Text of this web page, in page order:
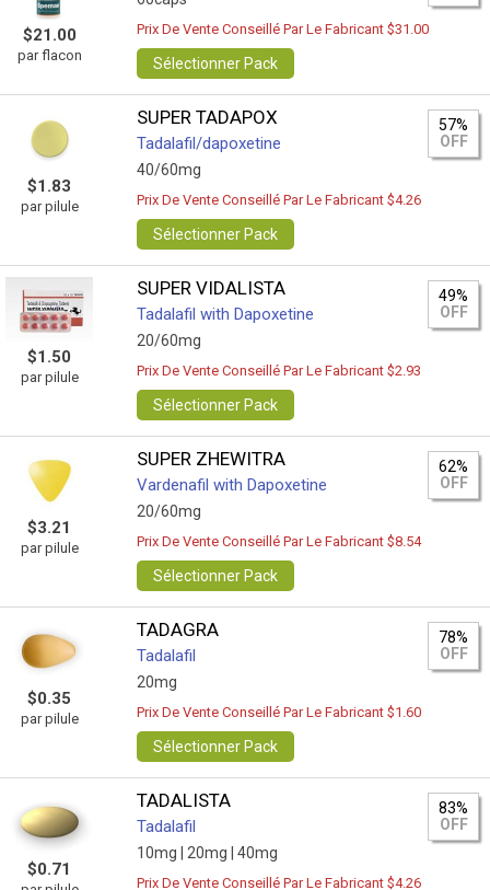
$21.00
par flacon
Prix De Vente Conseillé Par Le Fabricant $31.00
Sélectionner Pack
$1.83
par pilule
SUPER TADAPOX
Tadalafil/dapoxetine
40/60mg
57%
OFF
Prix De Vente Conseillé Par Le Fabricant $4.26
Sélectionner Pack
$1.50
par pilule
SUPER VIDALISTA
Tadalafil with Dapoxetine
20/60mg
49%
OFF
Prix De Vente Conseillé Par Le Fabricant $2.93
Sélectionner Pack
$3.21
par pilule
SUPER ZHEWITRA
Vardenafil with Dapoxetine
20/60mg
62%
OFF
Prix De Vente Conseillé Par Le Fabricant $8.54
Sélectionner Pack
$0.35
par pilule
TADAGRA
Tadalafil
20mg
78%
OFF
Prix De Vente Conseillé Par Le Fabricant $1.60
Sélectionner Pack
$0.71
TADALISTA
Tadalafil
10mg | 20mg | 40mg
83%
OFF
Prix De Vente Conseillé Par Le Fabricant $4.26